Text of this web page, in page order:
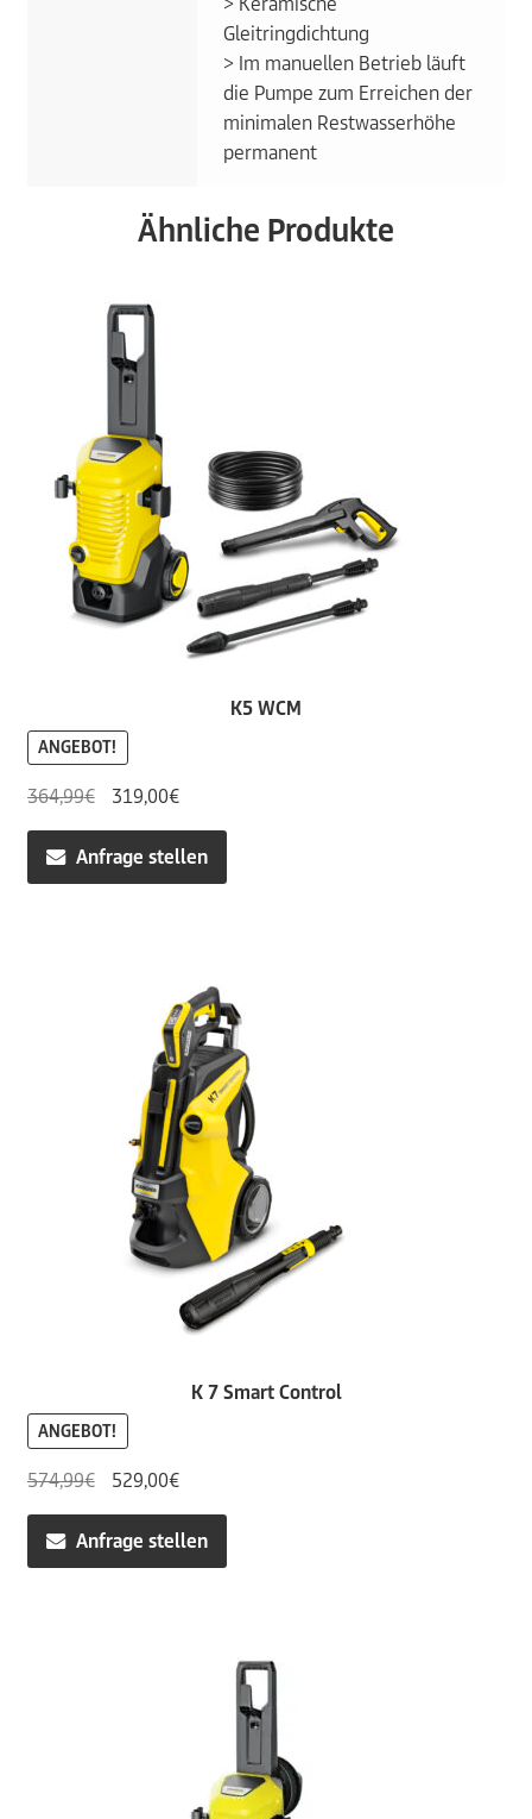
Gleitringdichtung
> Im manuellen Betrieb läuft
die Pumpe zum Erreichen der
minimalen Restwasserhöhe
permanent
Ähnliche Produkte
K5 WCM
ANGEBOT!
364,99€
Ursprünglicher
Preis
war:
364,99€
319,00€Aktueller
Preis
ist:
319,00€.
Anfrage stellen
K 7 Smart Control
ANGEBOT!
574,99€
Ursprünglicher
Preis
war:
574,99€
529,00€Aktueller
Preis
ist:
529,00€.
Anfrage stellen